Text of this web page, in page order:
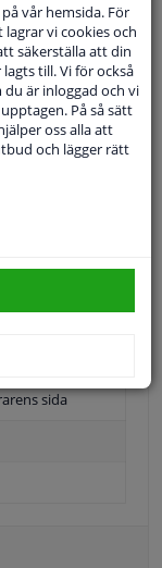
sida
vår hemsida. För
vi cookies och
säkerställa att din
till. Vi för också
är inloggad och vi
På så sätt
oss alla att
och lägger rätt